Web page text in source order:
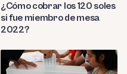
¿Cómo cobrar los 120 soles
si fue miembro de mesa
2022?